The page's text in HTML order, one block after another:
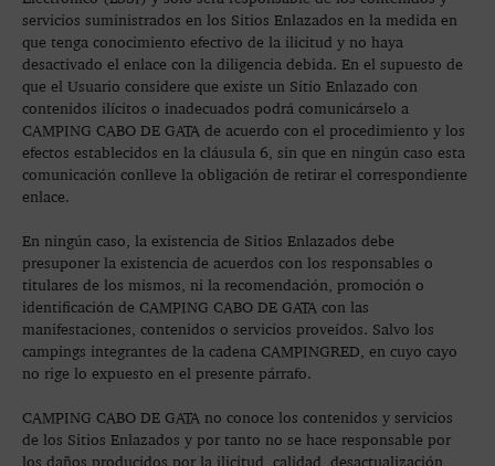
servicios suministrados en los Sitios Enlazados en la medida en
que tenga conocimiento efectivo de la ilicitud y no haya
desactivado el enlace con la diligencia debida. En el supuesto de
que el Usuario considere que existe un Sitio Enlazado con
contenidos ilícitos o inadecuados podrá comunicárselo a
CAMPING CABO DE GATA de acuerdo con el procedimiento y los
efectos establecidos en la cláusula 6, sin que en ningún caso esta
comunicación conlleve la obligación de retirar el correspondiente
enlace.
En ningún caso, la existencia de Sitios Enlazados debe
presuponer la existencia de acuerdos con los responsables o
titulares de los mismos, ni la recomendación, promoción o
identificación de CAMPING CABO DE GATA con las
manifestaciones, contenidos o servicios proveídos. Salvo los
campings integrantes de la cadena CAMPINGRED, en cuyo cayo
no rige lo expuesto en el presente párrafo.
CAMPING CABO DE GATA no conoce los contenidos y servicios
de los Sitios Enlazados y por tanto no se hace responsable por
los daños producidos por la ilicitud, calidad, desactualización,